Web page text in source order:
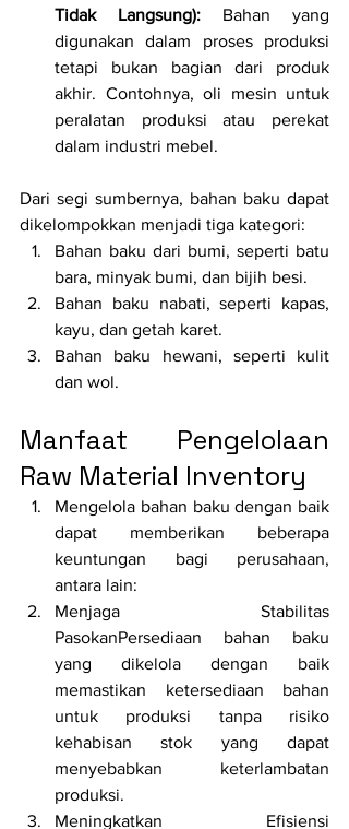
Tidak Langsung): Bahan yang
digunakan dalam proses produksi
tetapi bukan bagian dari produk
akhir. Contohnya, oli mesin untuk
peralatan produksi atau perekat
dalam industri mebel.
Dari segi sumbernya, bahan baku dapat
dikelompokkan menjadi tiga kategori:
Bahan baku dari bumi, seperti batu
bara, minyak bumi, dan bijih besi.
Bahan baku nabati, seperti kapas,
kayu, dan getah karet.
Bahan baku hewani, seperti kulit
dan wol.
Manfaat Pengelolaan
Raw Material Inventory
Mengelola bahan baku dengan baik
dapat memberikan beberapa
keuntungan bagi perusahaan,
antara lain:
Menjaga Stabilitas
PasokanPersediaan bahan baku
yang dikelola dengan baik
memastikan ketersediaan bahan
untuk produksi tanpa risiko
kehabisan stok yang dapat
menyebabkan keterlambatan
produksi.
Meningkatkan Efisiensi